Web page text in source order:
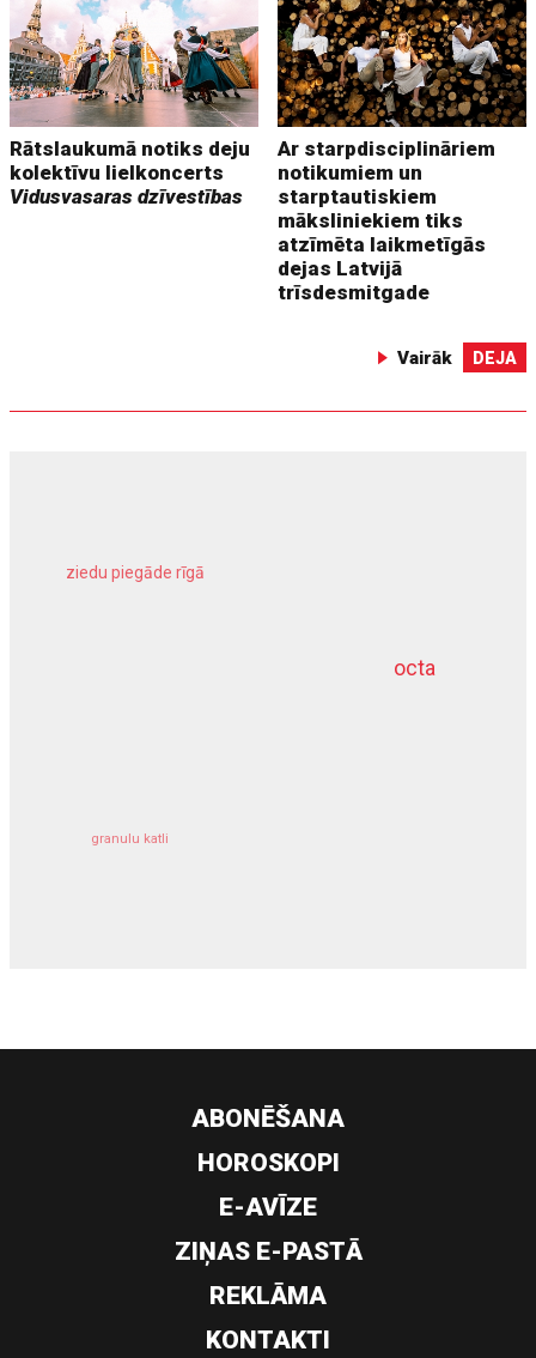
Rātslaukumā notiks deju
kolektīvu lielkoncerts
Vidusvasaras dzīvestības
Ar starpdisciplināriem
notikumiem un
starptautiskiem
māksliniekiem tiks
atzīmēta laikmetīgās
dejas Latvijā
trīsdesmitgade
Vairāk DEJA
octa
ziedu piegāde rīgā
granulu katli
dziļurbums
ABONĒŠANA
HOROSKOPI
E-AVĪZE
ZIŅAS E-PASTĀ
REKLĀMA
KONTAKTI